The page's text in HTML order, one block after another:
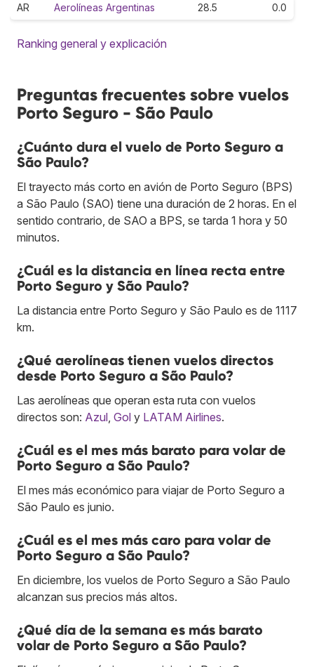
AR Aerolíneas Argentinas 28.5 0.0
Ranking general y explicación
Preguntas frecuentes sobre vuelos
Porto Seguro - São Paulo
¿Cuánto dura el vuelo de Porto Seguro a
São Paulo?
El trayecto más corto en avión de Porto Seguro (BPS)
a São Paulo (SAO) tiene una duración de 2 horas. En el
sentido contrario, de SAO a BPS, se tarda 1 hora y 50
minutos.
¿Cuál es la distancia en línea recta entre
Porto Seguro y São Paulo?
La distancia entre Porto Seguro y São Paulo es de 1117
km.
¿Qué aerolíneas tienen vuelos directos
desde Porto Seguro a São Paulo?
Las aerolíneas que operan esta ruta con vuelos
directos son: Azul Gol y LATAM Airlines.
¿Cuál es el mes más barato para volar de
Porto Seguro a São Paulo?
El mes más económico para viajar de Porto Seguro a
São Paulo es junio.
¿Cuál es el mes más caro para volar de
Porto Seguro a São Paulo?
En diciembre, los vuelos de Porto Seguro a São Paulo
alcanzan sus precios más altos.
¿Qué día de la semana es más barato
volar de Porto Seguro a São Paulo?